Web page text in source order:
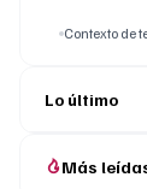
Contexto de
Lo último
Más